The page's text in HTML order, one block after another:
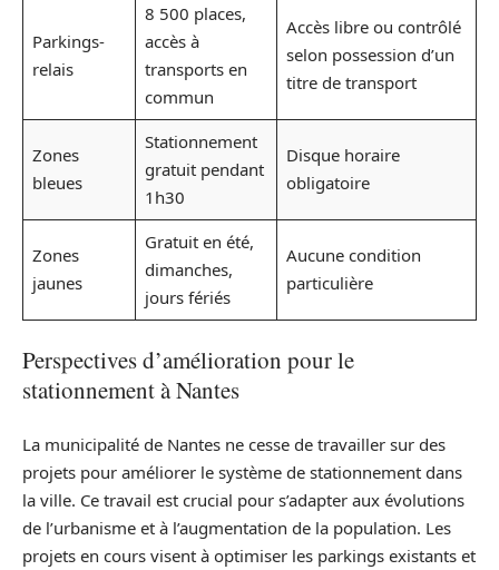
Parkings-
relais
8 500 places,
accès à
transports en
commun
Accès libre ou contrôlé
selon possession d’un
titre de transport
Zones
bleues
Stationnement
gratuit pendant
1h30
Disque horaire
obligatoire
Zones
jaunes
Gratuit en été,
dimanches,
jours fériés
Aucune condition
particulière
Perspectives d’amélioration pour le
stationnement à Nantes
La municipalité de Nantes ne cesse de travailler sur des
projets pour améliorer le système de stationnement dans
la ville. Ce travail est crucial pour s’adapter aux évolutions
de l’urbanisme et à l’augmentation de la population. Les
projets en cours visent à optimiser les parkings existants et